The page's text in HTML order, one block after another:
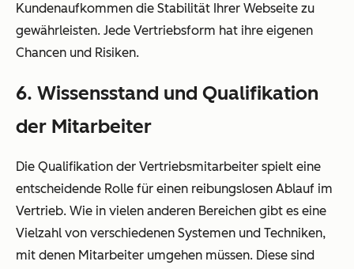
Kundenaufkommen die Stabilität Ihrer Webseite zu
gewährleisten. Jede Vertriebsform hat ihre eigenen
Chancen und Risiken.
6. Wissensstand und Qualifikation
der Mitarbeiter
Die Qualifikation der Vertriebsmitarbeiter spielt eine
entscheidende Rolle für einen reibungslosen Ablauf im
Vertrieb. Wie in vielen anderen Bereichen gibt es eine
Vielzahl von verschiedenen Systemen und Techniken,
mit denen Mitarbeiter umgehen müssen. Diese sind